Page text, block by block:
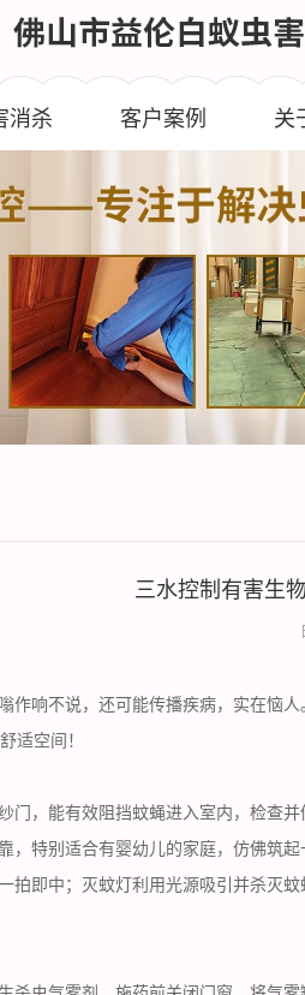
消杀 客户案例 关
三水控制有害生
作响不说，还可能传播疾病，实在恼人
适空间！
门，能有效阻挡蚊蝇进入室内，检查并
特别适合有婴幼儿的家庭，仿佛筑起
拍即中；灭蚊灯利用光源吸引并杀灭